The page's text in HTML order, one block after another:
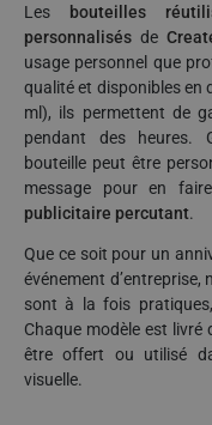
Les bouteilles
personnalisés de
usage personnel que
qualité et disponibles en
ml), ils permettent de
pendant des heures.
bouteille peut être
message pour en
publicitaire percutant.
Que ce soit pour un
événement d’entreprise,
sont à la fois
Chaque modèle est livré
être offert ou utilisé
visuelle.